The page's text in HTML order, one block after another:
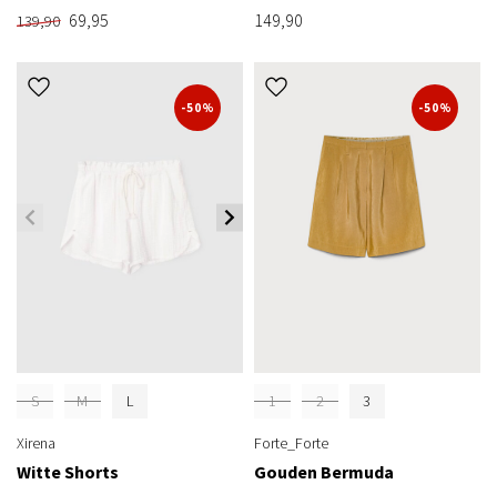
139,90 69,95
149,90
-50%
S M L
Xirena
Witte Shorts
-50%
1 2 3
Forte_Forte
Gouden Bermuda